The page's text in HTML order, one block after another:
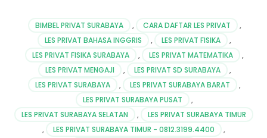
BIMBEL PRIVAT SURABAYA , CARA DAFTAR LES PRIVAT
,
LES PRIVAT BAHASA INGGRIS
, LES PRIVAT FISIKA
,
LES PRIVAT FISIKA SURABAYA
, LES PRIVAT MATEMATIKA
,
LES PRIVAT MENGAJI
, LES PRIVAT SD SURABAYA
,
LES PRIVAT SURABAYA
, LES PRIVAT SURABAYA BARAT
,
LES PRIVAT SURABAYA PUSAT
,
LES PRIVAT SURABAYA SELATAN
,
LES PRIVAT SURABAYA TIMUR
,
LES PRIVAT SURABAYA TIMUR - 0812.3199.4400
,